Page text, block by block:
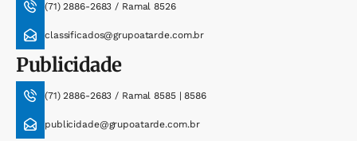
(71) 2886-2683 / Ramal 8526
classificados@grupoatarde.com.br
Publicidade
(71) 2886-2683 / Ramal 8585 | 8586
publicidade@grupoatarde.com.br